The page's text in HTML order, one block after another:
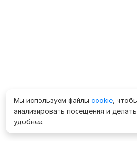
Мы используем файлы cookie , чтобы
анализировать посещения и
удобнее.